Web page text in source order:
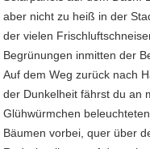
aber nicht zu heiß in der
der vielen
Begrünungen inmitten der
Auf dem Weg zurück nach
der Dunkelheit fährst du an
Glühwürmchen beleuchteten
Bäumen vorbei, quer über